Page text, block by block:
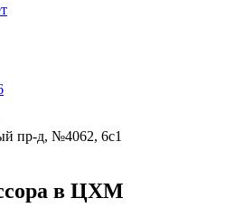
пр-д, №4062, 6с1
в ЦХМ